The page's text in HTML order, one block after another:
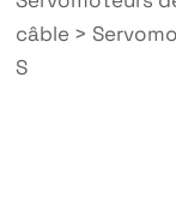
câble >
S